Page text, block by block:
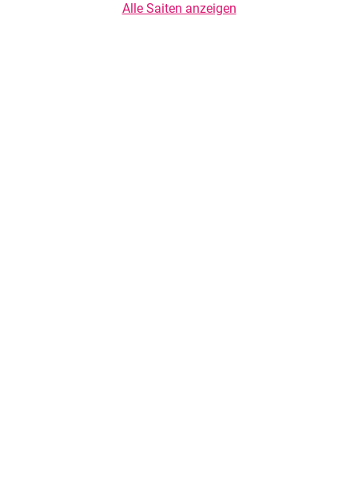
Alle Saiten anzeigen